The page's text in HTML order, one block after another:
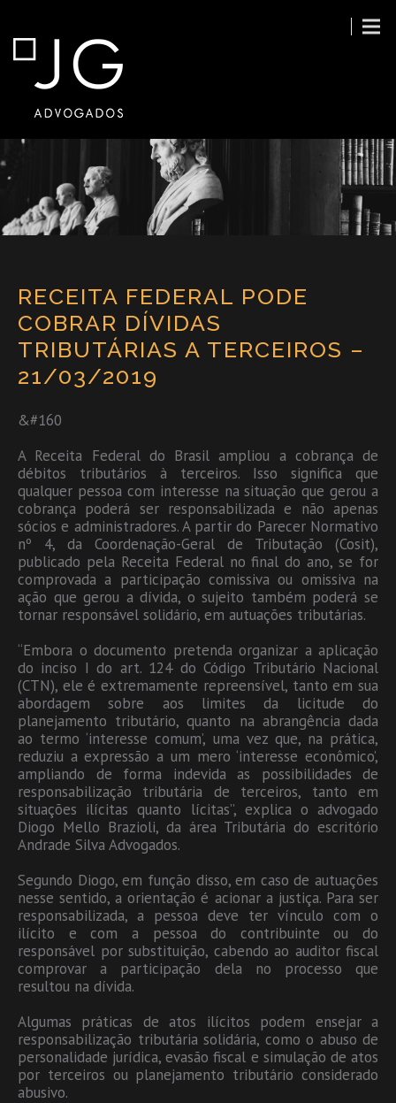
RECEITA FEDERAL PODE
COBRAR DÍVIDAS
TRIBUTÁRIAS A TERCEIROS –
21/03/2019
&#160
A Receita Federal do Brasil ampliou a cobrança de
débitos tributários à terceiros. Isso significa que
qualquer pessoa com interesse na situação que gerou a
cobrança poderá ser responsabilizada e não apenas
sócios e administradores. A partir do Parecer Normativo
nº 4, da Coordenação-Geral de Tributação (Cosit),
publicado pela Receita Federal no final do ano, se for
comprovada a participação comissiva ou omissiva na
ação que gerou a dívida, o sujeito também poderá se
tornar responsável solidário, em autuações tributárias.
“Embora o documento pretenda organizar a aplicação
do inciso I do art. 124 do Código Tributário Nacional
(CTN), ele é extremamente repreensível, tanto em sua
abordagem sobre aos limites da licitude do
planejamento tributário, quanto na abrangência dada
ao termo ‘interesse comum’, uma vez que, na prática,
reduziu a expressão a um mero ‘interesse econômico’,
ampliando de forma indevida as possibilidades de
responsabilização tributária de terceiros, tanto em
situações ilícitas quanto lícitas”, explica o advogado
Diogo Mello Brazioli, da área Tributária do escritório
Andrade Silva Advogados.
Segundo Diogo, em função disso, em caso de autuações
nesse sentido, a orientação é acionar a justiça. Para ser
responsabilizada, a pessoa deve ter vínculo com o
ilícito e com a pessoa do contribuinte ou do
responsável por substituição, cabendo ao auditor fiscal
comprovar a participação dela no processo que
resultou na dívida.
Algumas práticas de atos ilícitos podem ensejar a
responsabilização tributária solidária, como o abuso de
personalidade jurídica, evasão fiscal e simulação de atos
por terceiros ou planejamento tributário considerado
abusivo.